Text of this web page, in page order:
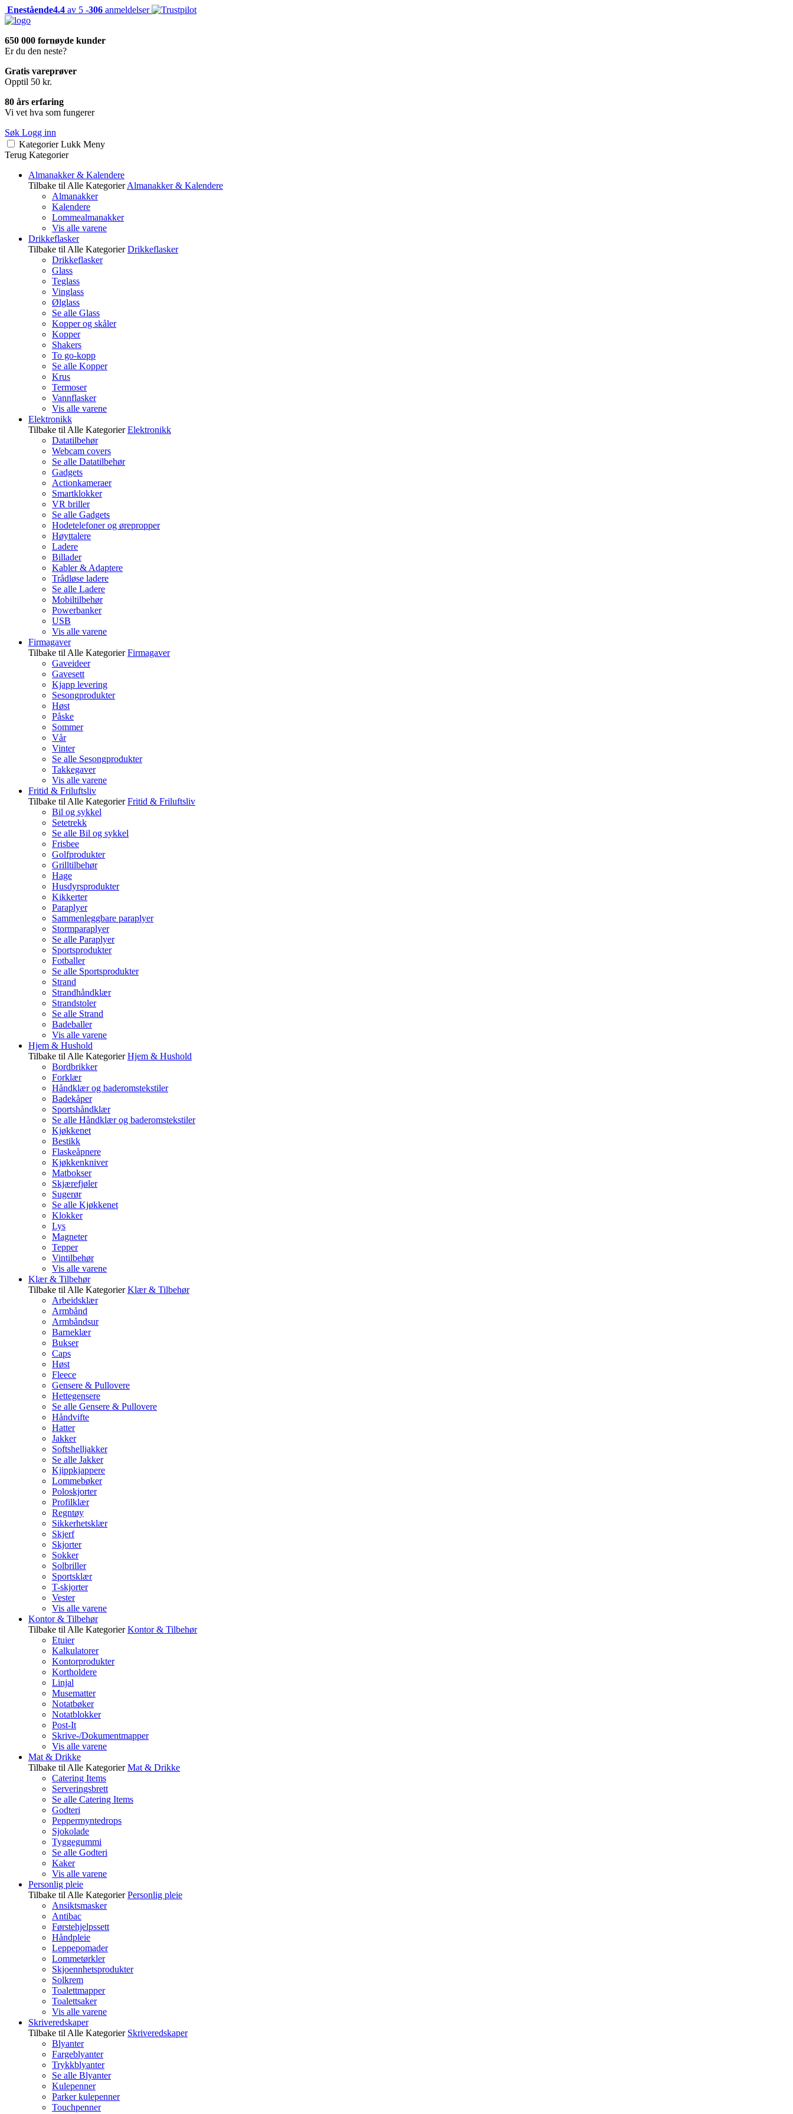
Enestående4.4 av 5 -306 anmeldelser
650 000 fornøyde kunder
Er du den neste?
Gratis vareprøver
Opptil 50 kr.
80 års erfaring
Vi vet hva som fungerer
Søk Logg inn
Kategorier Lukk Meny
Terug Kategorier
Almanakker & Kalendere
Tilbake til Alle Kategorier Almanakker & Kalendere
Almanakker
Kalendere
Lommealmanakker
Vis alle varene
Drikkeflasker
Tilbake til Alle Kategorier Drikkeflasker
Drikkeflasker
Glass
Teglass
Vinglass
Ølglass
Se alle Glass
Kopper og skåler
Kopper
Shakers
To go-kopp
Se alle Kopper
Krus
Termoser
Vannflasker
Vis alle varene
Elektronikk
Tilbake til Alle Kategorier Elektronikk
Datatilbehør
Webcam covers
Se alle Datatilbehør
Gadgets
Actionkameraer
Smartklokker
VR briller
Se alle Gadgets
Hodetelefoner og ørepropper
Høyttalere
Ladere
Billader
Kabler & Adaptere
Trådløse ladere
Se alle Ladere
Mobiltilbehør
Powerbanker
USB
Vis alle varene
Firmagaver
Tilbake til Alle Kategorier Firmagaver
Gaveideer
Gavesett
Kjapp levering
Sesongprodukter
Høst
Påske
Sommer
Vår
Vinter
Se alle Sesongprodukter
Takkegaver
Vis alle varene
Fritid & Friluftsliv
Tilbake til Alle Kategorier Fritid & Friluftsliv
Bil og sykkel
Setetrekk
Se alle Bil og sykkel
Frisbee
Golfprodukter
Grilltilbehør
Hage
Husdyrsprodukter
Kikkerter
Paraplyer
Sammenleggbare paraplyer
Stormparaplyer
Se alle Paraplyer
Sportsprodukter
Fotballer
Se alle Sportsprodukter
Strand
Strandhåndklær
Strandstoler
Se alle Strand
Badeballer
Vis alle varene
Hjem & Hushold
Tilbake til Alle Kategorier Hjem & Hushold
Bordbrikker
Forklær
Håndklær og baderomstekstiler
Badekåper
Sportshåndklær
Se alle Håndklær og baderomstekstiler
Kjøkkenet
Bestikk
Flaskeåpnere
Kjøkkenkniver
Matbokser
Skjærefjøler
Sugerør
Se alle Kjøkkenet
Klokker
Lys
Magneter
Tepper
Vintilbehør
Vis alle varene
Klær & Tilbehør
Tilbake til Alle Kategorier Klær & Tilbehør
Arbeidsklær
Armbånd
Armbåndsur
Barneklær
Bukser
Caps
Høst
Fleece
Gensere & Pullovere
Hettegensere
Se alle Gensere & Pullovere
Håndvifte
Hatter
Jakker
Softshelljakker
Se alle Jakker
Kjippkjappere
Lommebøker
Poloskjorter
Profilklær
Regntøy
Sikkerhetsklær
Skjerf
Skjorter
Sokker
Solbriller
Sportsklær
T-skjorter
Vester
Vis alle varene
Kontor & Tilbehør
Tilbake til Alle Kategorier Kontor & Tilbehør
Etuier
Kalkulatorer
Kontorprodukter
Kortholdere
Linjal
Musematter
Notatbøker
Notatblokker
Post-It
Skrive-/Dokumentmapper
Vis alle varene
Mat & Drikke
Tilbake til Alle Kategorier Mat & Drikke
Catering Items
Serveringsbrett
Se alle Catering Items
Godteri
Peppermyntedrops
Sjokolade
Tyggegummi
Se alle Godteri
Kaker
Vis alle varene
Personlig pleie
Tilbake til Alle Kategorier Personlig pleie
Ansiktsmasker
Antibac
Førstehjelpssett
Håndpleie
Leppepomader
Lommetørkler
Skjoennhetsprodukter
Solkrem
Toalettmapper
Toalettsaker
Vis alle varene
Skriveredskaper
Tilbake til Alle Kategorier Skriveredskaper
Blyanter
Fargeblyanter
Trykkblyanter
Se alle Blyanter
Kulepenner
Parker kulepenner
Touchpenner